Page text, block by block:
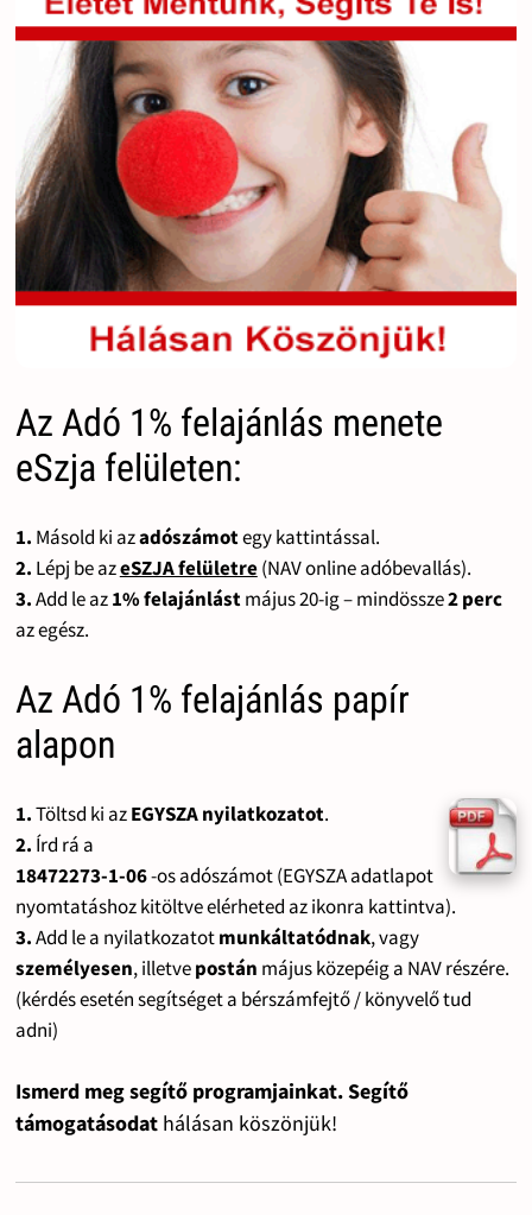
Az Adó 1% felajánlás menete
eSzja felületen:
1. Másold ki azadószámotegy kattintással.
2. Lépj be azeSZJA felületre(NAV online adóbevallás).
3.Add le az1% felajánlástmájus 20-ig – mindössze2 perc
az egész.
Az Adó 1% felajánlás papír
alapon
1.Töltsd ki azEGYSZA nyilatkozatot.
2. Írd rá a
18472273-1-06-os adószámot (EGYSZA adatlapot
nyomtatáshoz kitöltve elérheted az ikonra kattintva).
3.Add le a nyilatkozatotmunkáltatódnak, vagy
személyesen, illetvepostán május közepéig a NAV részére.
(kérdés esetén segítséget a bérszámfejtő / könyvelő tud
adni)
Ismerd meg segítő programjainkat. Segítő
támogatásodat hálásan köszönjük!